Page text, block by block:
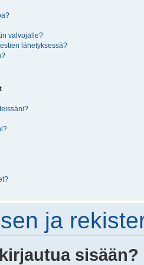
valvojalle?
lähetyksessä?
ja
sisään?